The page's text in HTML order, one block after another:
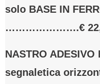
solo BASE IN
………………….€
NASTRO
segnaletica